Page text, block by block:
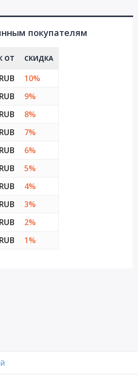
покупателям
ОТ СКИДКА
10%
9%
8%
7%
6%
5%
4%
3%
2%
1%